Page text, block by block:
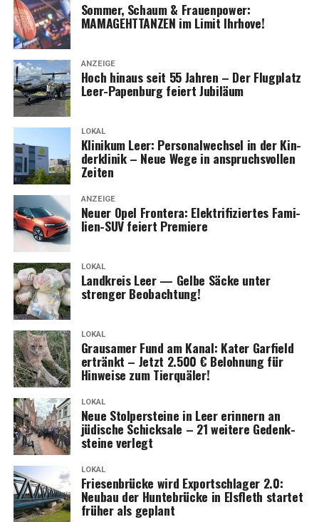
Som­mer, Schaum & Frau­en­power:
MAMAGEHTTANZEN im Limit Ihrhove!
ANZEIGE
Hoch hin­aus seit 55 Jah­ren – Der Flug­platz
Leer-Papen­burg fei­ert Jubiläum
LOKAL
Kli­ni­kum Leer: Per­so­nal­wech­sel in der Kin­
der­kli­nik – Neue Wege in anspruchs­vol­len
Zeiten
ANZEIGE
Neu­er Opel Fron­te­ra: Elek­tri­fi­zier­tes Fami­
li­en-SUV fei­ert Premiere
LOKAL
Land­kreis Leer — Gel­be Säcke unter
stren­ger Beobachtung!
LOKAL
Grau­sa­mer Fund am Kanal: Kater Gar­field
ertränkt – Jetzt 2.500 € Beloh­nung für
Hin­wei­se zum Tierquäler!
LOKAL
Neue Stol­per­stei­ne in Leer erin­nern an
jüdi­sche Schick­sa­le – 21 wei­te­re Gedenk­
stei­ne verlegt
LOKAL
Frie­sen­brü­cke wird Export­schla­ger 2.0:
Neu­bau der Hun­te­brü­cke in Els­fleth star­tet
frü­her als geplant